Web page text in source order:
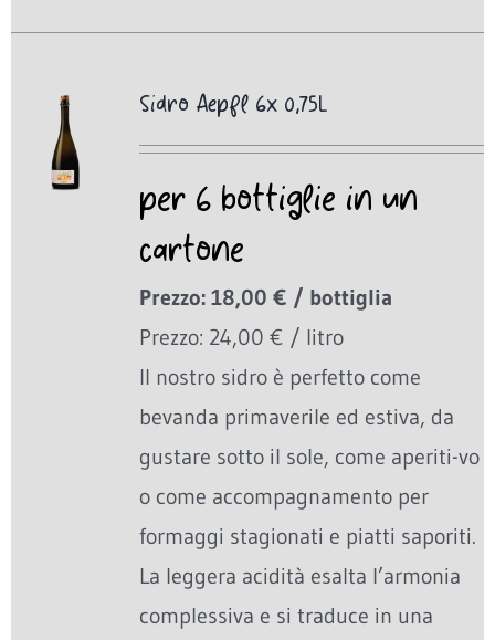
Sidro Aepfl 6x 0,75L
per 6 bottiglie in un
cartone
Prezzo: 18,00 € / bottiglia
Prezzo: 24,00 € / litro
Il nostro sidro è perfetto come
bevanda primaverile ed estiva, da
gustare sotto il sole, come aperiti-vo
o come accompagnamento per
formaggi stagionati e piatti saporiti.
La leggera acidità esalta l’armonia
complessiva e si traduce in una